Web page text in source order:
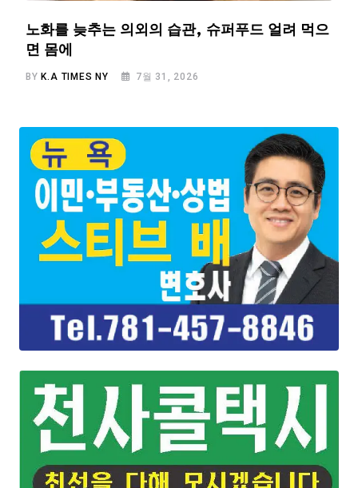
노화를 늦추는 의외의 습관, 슈퍼푸드 얼려 먹으
면 몸에
BYK.A TIMES NY 7월 31, 2026